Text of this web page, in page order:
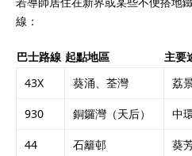
線：
巴士路線 起點地區 主要
43X
葵涌、荃灣 荔
930 銅鑼灣（天后） 中
44 石籬邨 葵